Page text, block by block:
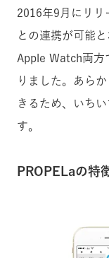
2016年9月にリリ
との連携が可能
Apple Watch両方
りました。あら
きるため、いち
す。
PROPELaの特